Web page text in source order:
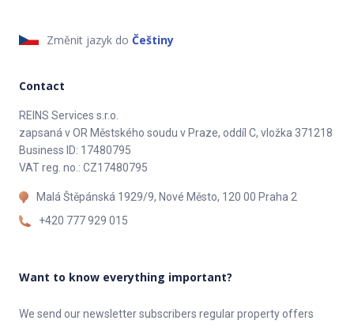
Změnit jazyk do Češtiny
Contact
REINS Services s.r.o.
zapsaná v OR Městského soudu v Praze, oddíl C, vložka 371218
Business ID: 17480795
VAT reg. no.: CZ17480795
Malá Štěpánská 1929/9, Nové Město, 120 00 Praha 2
+420 777 929 015
Want to know everything important?
We send our newsletter subscribers regular property offers